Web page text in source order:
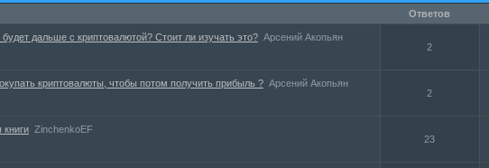
Ответов
будет дальше с криптовалютой? Стоит ли изучать это? Арсений Акопьян
2
криптовалюты, чтобы потом получить прибыль ? Арсений Акопьян
2
ZinchenkoEF
23